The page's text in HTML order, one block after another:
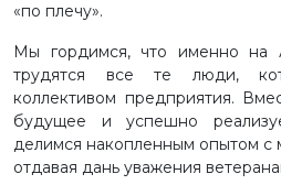
«по плечу».
Мы гордимся, что именно на
трудятся все те люди,
коллективом предприятия.
будущее и успешно
делимся накопленным опытом с
отдавая дань уважения